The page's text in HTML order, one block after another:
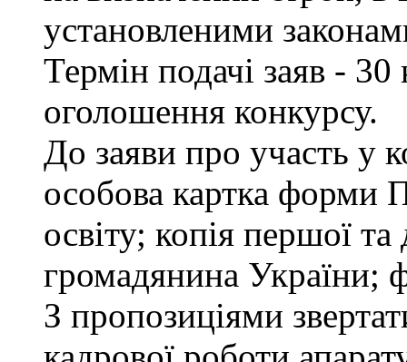
установленими
Термін подачі заяв -
оголошення конкурсу.
До заяви про участь у
особова картка форми
освіту; копія першої
громадянина України;
З пропозиціями